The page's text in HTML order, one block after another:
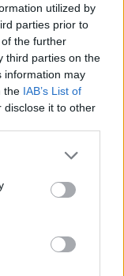
utilized by
parties prior to
the further
third parties on the
information may
the IAB’s List of
disclose it to other
or more Google
You may click to
party tags to
in below Google